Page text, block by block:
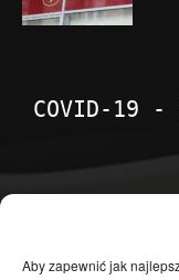
Aby zapewnić jak
COVID-19 -
Temat dnia